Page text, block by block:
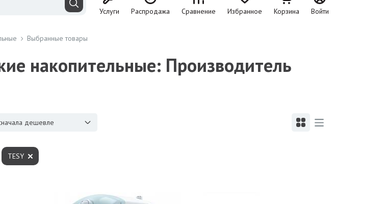
Услуги Распродажа Сравнение Избранное Корзина Войти
Выбранные товары
накопительные: Производитель
дешевле
TESY